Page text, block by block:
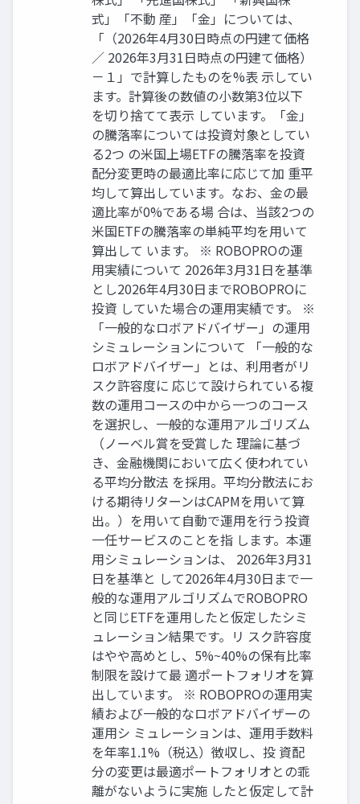
式」「不動 産」「金」については、
「（2026年4月30日時点の円建て価格
／ 2026年3月31日時点の円建て価格）
－１」で計算したものを%表 示してい
ます。計算後の数値の小数第3位以下
を切り捨てて表示 しています。「金」
の騰落率については投資対象としてい
る2つ の米国上場ETFの騰落率を投資
配分変更時の最適比率に応じて加 重平
均して算出しています。なお、金の最
適比率が0%である場 合は、当該2つの
米国ETFの騰落率の単純平均を用いて
算出して います。 ※ ROBOPROの運
用実績について 2026年3月31日を基準
とし2026年4月30日までROBOPROに
投資 していた場合の運用実績です。 ※
「一般的なロボアドバイザー」の運用
シミュレーションについて 「一般的な
ロボアドバイザー」とは、利用者がリ
スク許容度に 応じて設けられている複
数の運用コースの中から一つのコース
を選択し、一般的な運用アルゴリズム
（ノーベル賞を受賞した 理論に基づ
き、金融機関において広く使われてい
る平均分散法 を採用。平均分散法にお
ける期待リターンはCAPMを用いて算
出。）を用いて自動で運用を行う投資
一任サービスのことを指 します。本運
用シミュレーションは、 2026年3月31
日を基準と して2026年4月30日まで一
般的な運用アルゴリズムでROBOPRO
と同じETFを運用したと仮定したシミ
ュレーション結果です。リ スク許容度
はやや高めとし、5%~40%の保有比率
制限を設けて最 適ポートフォリオを算
出しています。 ※ ROBOPROの運用実
績および一般的なロボアドバイザーの
運用シ ミュレーションは、運用手数料
を年率1.1%（税込）徴収し、投 資配
分の変更は最適ポートフォリオとの乖
離がないように実施 したと仮定して計